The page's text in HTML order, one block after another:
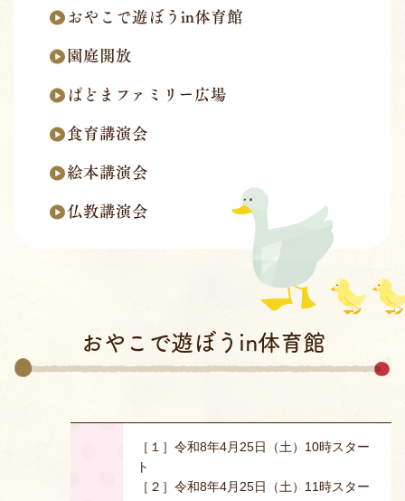
おやこで遊ぼうin体育館
園庭開放
ぱどまファミリー広場
食育講演会
絵本講演会
仏教講演会
おやこで遊ぼうin体育館
［１］令和8年4月25日（土）10時スター
ト
［２］令和8年4月25日（土）11時スター